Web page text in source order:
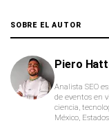
SOBRE EL AUTOR
Piero
Analista SEO
de eventos en
ciencia,
México,